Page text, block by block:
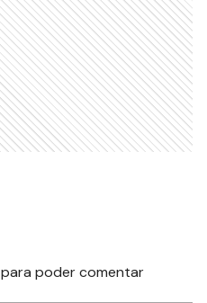
para poder comentar